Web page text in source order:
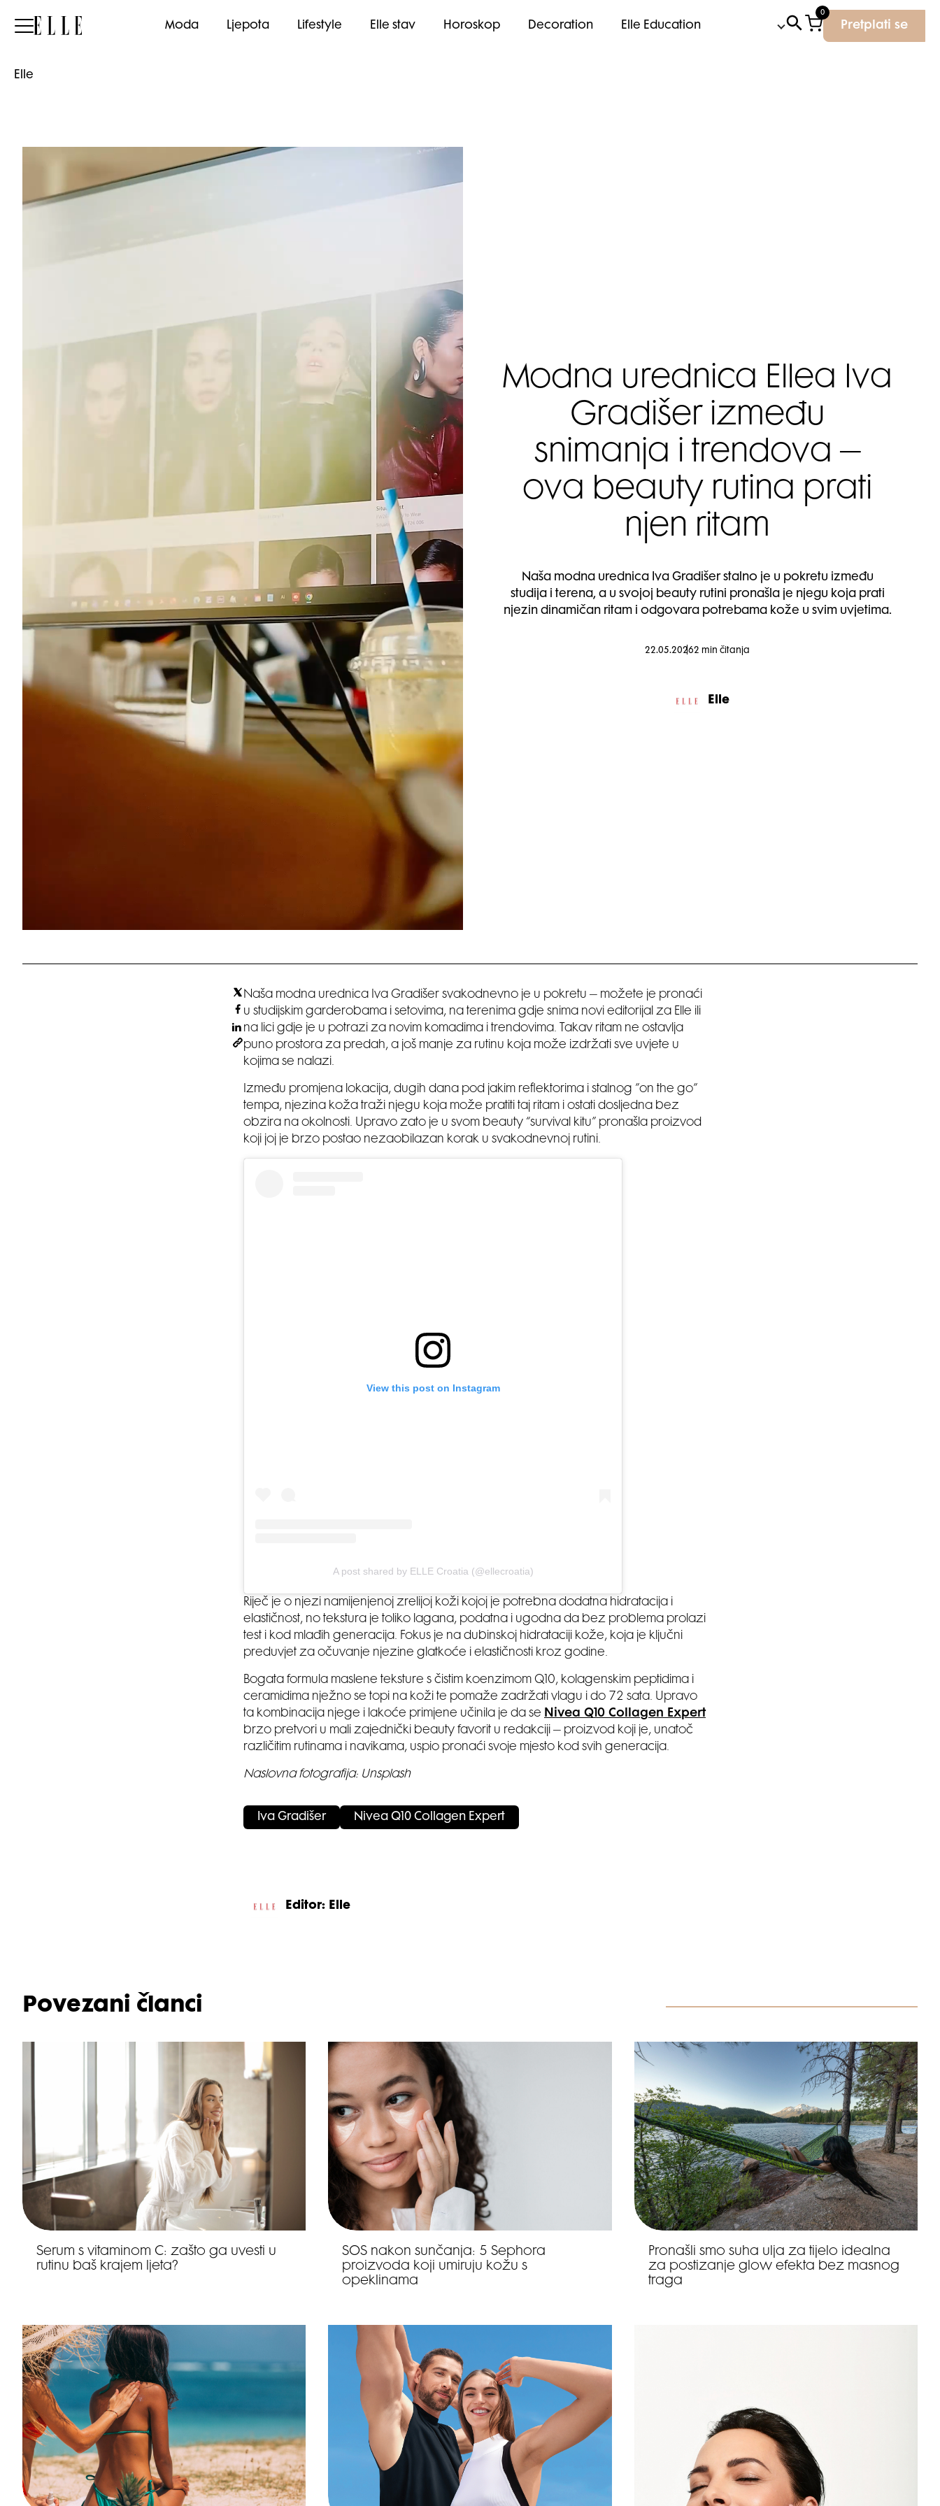
Elle Moda Ljepota Lifestyle Elle stav Horoskop Decoration Elle Education
0
Pretplati se
Elle
Modna urednica Ellea Iva
Gradišer između
snimanja i trendova –
ova beauty rutina prati
njen ritam
Naša modna urednica Iva Gradišer stalno je u pokretu između
studija i terena, a u svojoj beauty rutini pronašla je njegu koja prati
njezin dinamičan ritam i odgovara potrebama kože u svim uvjetima.
22.05.20262 min čitanja
Elle
Naša modna urednica Iva Gradišer svakodnevno je u pokretu – možete je pronaći
u studijskim garderobama i setovima, na terenima gdje snima novi editorijal za Elle ili
na lici gdje je u potrazi za novim komadima i trendovima. Takav ritam ne ostavlja
puno prostora za predah, a još manje za rutinu koja može izdržati sve uvjete u
kojima se nalazi.
Između promjena lokacija, dugih dana pod jakim reflektorima i stalnog ”on the go”
tempa, njezina koža traži njegu koja može pratiti taj ritam i ostati dosljedna bez
obzira na okolnosti. Upravo zato je u svom beauty “survival kitu” pronašla proizvod
koji joj je brzo postao nezaobilazan korak u svakodnevnoj rutini.
View this post on Instagram
A post shared by ELLE Croatia (@ellecroatia)
Riječ je o njezi namijenjenoj zrelijoj koži kojoj je potrebna dodatna hidratacija i
elastičnost, no tekstura je toliko lagana, podatna i ugodna da bez problema prolazi
test i kod mlađih generacija. Fokus je na dubinskoj hidrataciji kože, koja je ključni
preduvjet za očuvanje njezine glatkoće i elastičnosti kroz godine.
Bogata formula maslene teksture s čistim koenzimom Q10, kolagenskim peptidima i
ceramidima nježno se topi na koži te pomaže zadržati vlagu i do 72 sata. Upravo
ta kombinacija njege i lakoće primjene učinila je da se Nivea Q10 Collagen Expert
brzo pretvori u mali zajednički beauty favorit u redakciji – proizvod koji je, unatoč
različitim rutinama i navikama, uspio pronaći svoje mjesto kod svih generacija.
Naslovna fotografija: Unsplash
Iva Gradišer Nivea Q10 Collagen Expert
Editor: Elle
Povezani članci
Serum s vitaminom C: zašto ga uvesti u
rutinu baš krajem ljeta?
SOS nakon sunčanja: 5 Sephora
proizvoda koji umiruju kožu s
opeklinama
Pronašli smo suha ulja za tijelo idealna
za postizanje glow efekta bez masnog
traga